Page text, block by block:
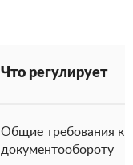
Что регулирует
Общие требования к
документообороту